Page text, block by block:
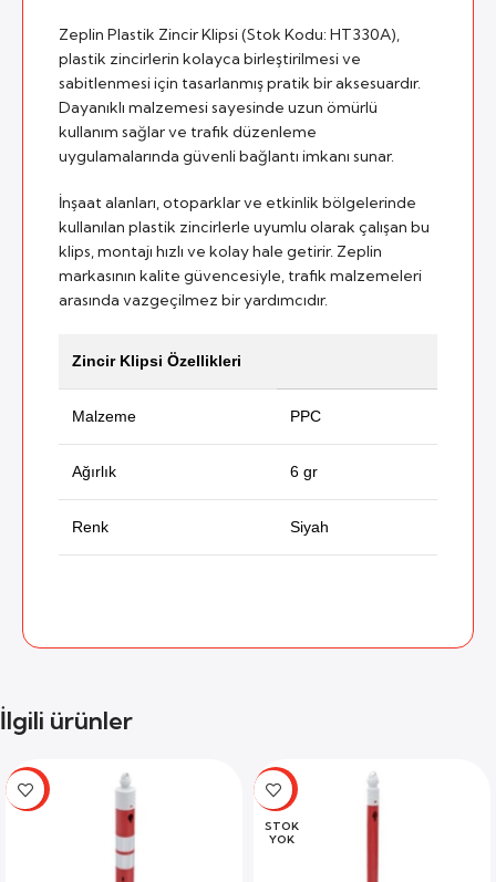
Zeplin Plastik Zincir Klipsi (Stok Kodu: HT330A),
plastik zincirlerin kolayca birleştirilmesi ve
sabitlenmesi için tasarlanmış pratik bir aksesuardır.
Dayanıklı malzemesi sayesinde uzun ömürlü
kullanım sağlar ve trafik düzenleme
uygulamalarında güvenli bağlantı imkanı sunar.
İnşaat alanları, otoparklar ve etkinlik bölgelerinde
kullanılan plastik zincirlerle uyumlu olarak çalışan bu
klips, montajı hızlı ve kolay hale getirir. Zeplin
markasının kalite güvencesiyle, trafik malzemeleri
arasında vazgeçilmez bir yardımcıdır.
Zincir Klipsi Özellikleri
Malzeme PPC
Ağırlık 6 gr
Renk Siyah
İlgili ürünler
-19% -19%
STOK
YOK